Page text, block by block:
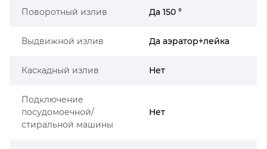
Поворотный излив Да 150 °
Выдвижной излив Да аэратор+лейка
Каскадный излив Нет
Подключение
посудомоечной/
стиральной машины
Нет